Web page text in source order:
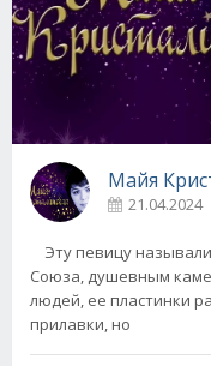
Майя
21.04.2024
Эту певицу
Союза, душевным
людей, ее пластинки
прилавки, но